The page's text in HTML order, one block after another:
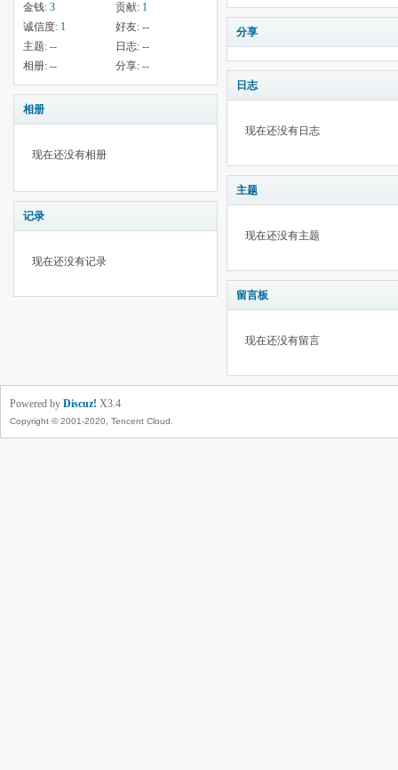
金钱: 3 贡献: 1
诚信度: 1 好友: --
主题: -- 日志: --
相册: -- 分享: --
相册
现在还没有相册
记录
现在还没有记录
分享
日志
现在还没有日志
主题
现在还没有主题
留言板
现在还没有留言
Powered by Discuz! X3.4
Copyright © 2001-2020, Tencent Cloud.